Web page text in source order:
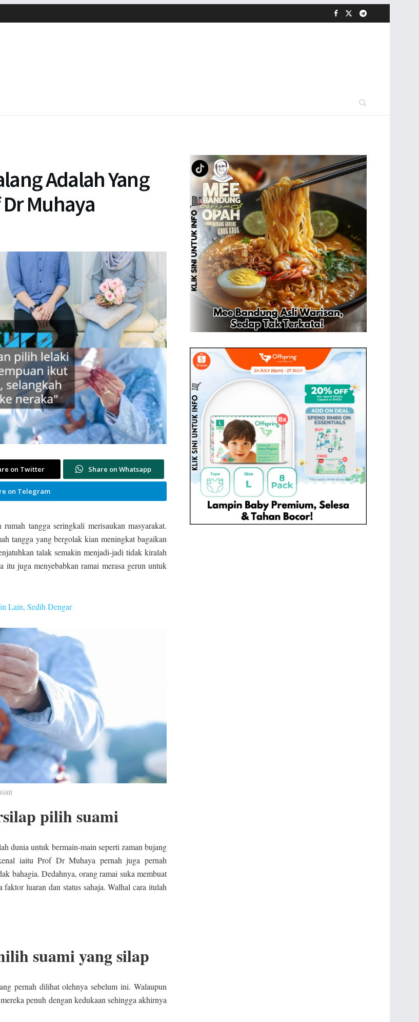
Adalah Yang
Muhaya
on Twitter Share on Whatsapp
on Telegram
tangga seringkali merisaukan masyarakat.
tangga yang bergolak kian meningkat bagaikan
talak semakin menjadi-jadi tidak kiralah
juga menyebabkan ramai merasa gerun untuk
Lain, Sedih Dengar
pilih suami
dunia untuk bermain-main seperti zaman bujang
iaitu Prof Dr Muhaya pernah juga pernah
bahagia. Dedahnya, orang ramai suka membuat
luaran dan status sahaja. Walhal cara itulah
suami yang silap
pernah dilihat olehnya sebelum ini. Walaupun
penuh dengan kedukaan sehingga akhirnya